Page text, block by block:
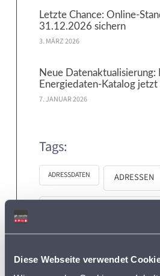
Diese Webseite verwendet
Letzte Chance: Online-
31.12.2026 sichern
3. MÄRZ 2026
Neue
Energiedaten-Katalog
7. JANUAR 2026
Tags:
ADRESSDATEN ADRESSEN
ADRESSEN DER